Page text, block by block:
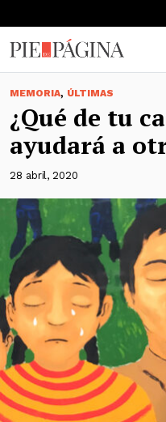
MEMORIA, ÚLTIMAS
¿Qué de tu
ayudará a
28 abril, 2020